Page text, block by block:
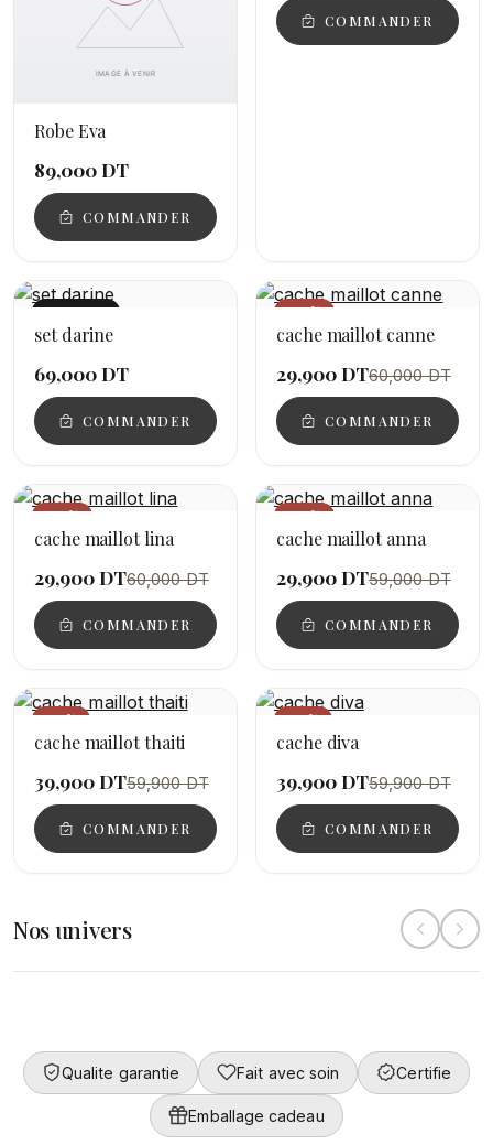
Robe Eva
89,000 DT
COMMANDER
COMMANDER
NOUVEAU
set darine
69,000 DT
COMMANDER
−50%
cache maillot canne
29,900 DT60,000 DT
COMMANDER
−50%
cache maillot lina
29,900 DT60,000 DT
COMMANDER
−49%
cache maillot anna
29,900 DT59,000 DT
COMMANDER
−33%
cache maillot thaiti
39,900 DT59,900 DT
COMMANDER
−33%
cache diva
39,900 DT59,900 DT
COMMANDER
Nos univers
Femme
DÉCOUVRIR
Qualite garantie Fait avec soin Certifie
Emballage cadeau